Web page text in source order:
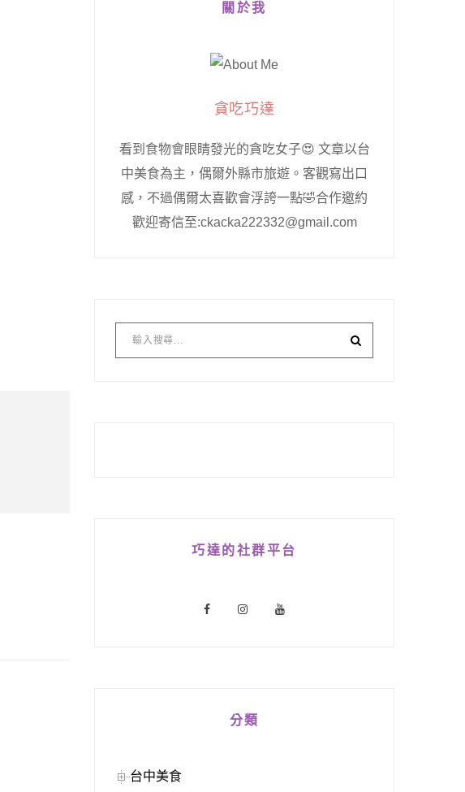
關於我
貪吃巧達
看到食物會眼睛發光的貪吃女子😍 文章以台
中美食為主，偶爾外縣市旅遊。客觀寫出口
感，不過偶爾太喜歡會浮誇一點🤣合作邀約
歡迎寄信至:ckacka222332@gmail.com
巧達的社群平台
分類
台中美食